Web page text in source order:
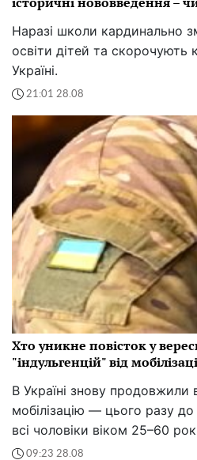
Наразі школи кардинально
освіти дітей та скорочують
Україні.
21:01 28.08
Хто уникне повісток у
"індульгенцій" від
В Україні знову продовжили
мобілізацію — цього разу
всі чоловіки віком 25–60
09:23 28.08